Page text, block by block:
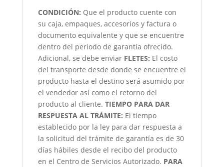
CONDICIÓN: Que el producto cuente con
su caja, empaques, accesorios y factura o
documento equivalente y que se encuentre
dentro del periodo de garantía ofrecido.
Adicional, se debe enviar FLETES: El costo
del transporte desde donde se encuentre el
producto hasta el destino será asumido por
el vendedor así como el retorno del
producto al cliente. TIEMPO PARA DAR
RESPUESTA AL TRÁMITE: El tiempo
establecido por la ley para dar respuesta a
la solicitud del trámite de garantía es de 30
días hábiles desde el recibo del producto
en el Centro de Servicios Autorizado. PARA